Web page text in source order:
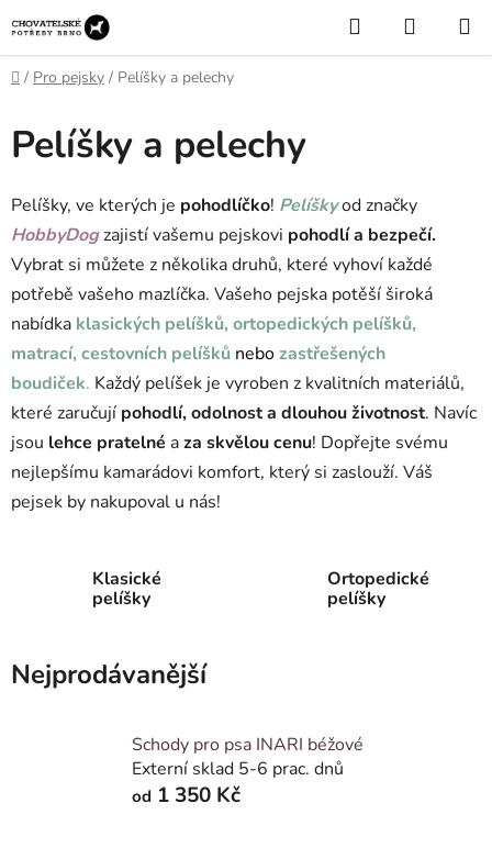
na
obsah
Hledat
KOŠÍK
Domů
/ Pro pejsky / Pelíšky a pelechy
Pelíšky a pelechy
Pelíšky, ve kterých je pohodlíčko! Pelíškyod značky
HobbyDogzajistí vašemu pejskovi pohodlí a bezpečí.
Vybrat si můžete z několika druhů, které vyhoví každé
potřebě vašeho mazlíčka. Vašeho pejska potěší široká
nabídka klasických pelíšků, ortopedických pelíšků,
matrací, cestovních pelíšků nebo zastřešených
boudiček. Každý pelíšek je vyroben z kvalitních materiálů,
které zaručují pohodlí, odolnost a dlouhou životnost. Navíc
jsou lehce pratelné aza skvělou cenu! Dopřejte svému
nejlepšímu kamarádovi komfort, který si zaslouží. Váš
pejsek by nakupoval u nás!
Klasické
pelíšky
Ortopedické
pelíšky
Nejprodávanější
Schody pro psa INARI béžové
Externí sklad 5-6 prac. dnů
od 1 350 Kč